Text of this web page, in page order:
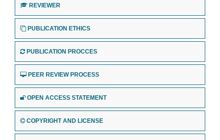
REVIEWER
PUBLICATION ETHICS
PUBLICATION PROCCES
PEER REVIEW PROCESS
OPEN ACCESS STATEMENT
COPYRIGHT AND LICENSE